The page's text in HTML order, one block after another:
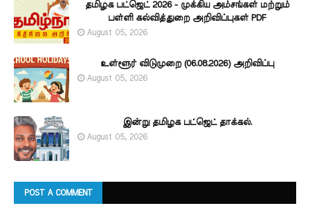
தமிழக பட்ஜெட் 2026 - முக்கிய அம்சங்கள் மற்றும்
பள்ளி கல்வித்துறை அறிவிப்புகள் PDF
August 05, 2026
உள்ளூர் விடுமுறை (06.08.2026) அறிவிப்பு
August 05, 2026
இன்று தமிழக பட்ஜெட் தாக்கல்.
August 05, 2026
POST A COMMENT